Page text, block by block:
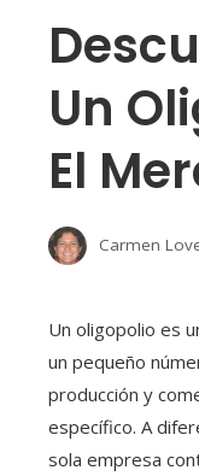
Un
El
Carmen
Un oligopolio es
un pequeño
producción y
específico. A
sola empresa